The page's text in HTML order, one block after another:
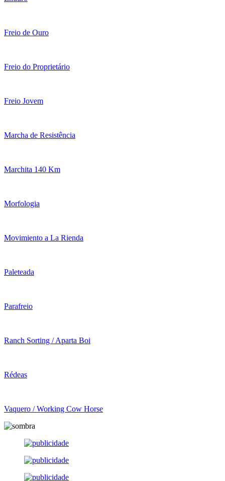
Freio de Ouro
Freio do Proprietário
Freio Jovem
Marcha de Resistência
Marchita 140 Km
Morfologia
Movimiento a La Rienda
Paleteada
Parafreio
Ranch Sorting / Aparta Boi
Rédeas
Vaquero / Working Cow Horse